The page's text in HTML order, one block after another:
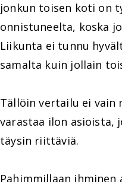
jonkun toisen koti on
onnistuneelta, koska
Liikunta ei tunnu
samalta kuin jollain
Tällöin vertailu ei vain
varastaa ilon asioista,
täysin riittäviä.
Pahimmillaan ihminen